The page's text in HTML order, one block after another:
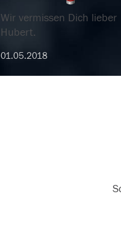
Wir vermissen Dich lieber
Hubert.
01.05.2018